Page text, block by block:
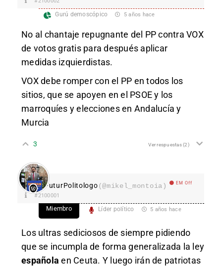
Gurú demoscópico 5 años hace
No al chantaje repugnante del PP contra VOX
de votos gratis para después aplicar
medidas izquierdistas.
VOX debe romper con el PP en todos los
sitios, que se apoyen en el PSOE y los
marroquíes y elecciones en Andalucía y
Murcia
3 Ver respuestas(2)
FuturPolitologo(@mikel_montoia) EM Off
#2100001
Miembro Líder político 5 años hace
Los ultras sediciosos de siempre pidiendo
que se incumpla de forma generalizada la ley
españolaen Ceuta. Y luego irán de patriotas